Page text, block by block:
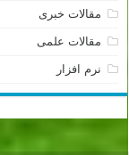
مقالات خبری
مقالات علمی
نرم افزار